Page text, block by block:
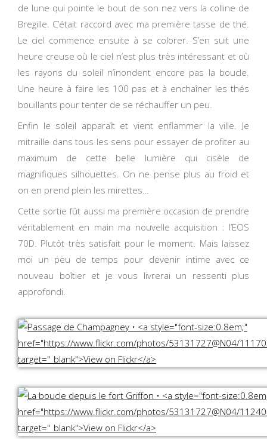
de lune qui pointe le bout de son nez vers la colline de
Bregille. C’était raccord avec ma première tasse de thé.
Le ciel commence ensuite à se colorer. S’en suit une
heure creuse où le ciel n’est plus très intéressant et où
les rayons du soleil n’inondent encore pas la boucle.
Une heure à faire les 100 pas et à enchaîner les thés
bouillants pour tenter de se réchauffer un peu.
Enfin le soleil apparaît et vient enflammer la ville. Je
mitraille dans tous les sens pour essayer de profiter au
maximum de cette belle lumière qui cisèle de
magnifiques silhouettes. On ne pense plus au froid et
on en prend plein les mirettes…
Cette sortie fût aussi ma première occasion de prendre
véritablement en main ma nouvelle acquisition : l’EOS
70D. Plutôt très satisfait pour le moment. Mais laissez
moi un peu de temps pour devenir intime avec ce
nouveau boîtier et je vous livrerai un ressenti plus
approfondi.